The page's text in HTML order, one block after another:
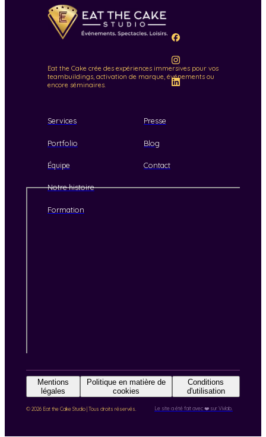
Services Presse
Portfolio Blog
Eat the Cake crée des expériences immersives pour vos
teambuildings, activation de marque, événements ou
encore séminaires.
Équipe Contact
Notre histoire
Formation
© 2026 Eat the Cake Studio | Tous droits réservés. Le site a été fait avec ❤️ sur Vivlab.
Mentions
légales
Politique en matière de
cookies
Conditions
d'utilisation